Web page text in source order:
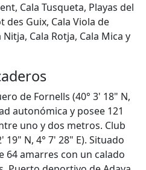
Cala Tusqueta, Playas del
des Guix, Cala Viola de
Cala Rotja, Cala Mica y
de Fornells (40° 3' 18" N,
autonómica y posee 121
uno y dos metros. Club
19" N, 4° 7' 28" E). Situado
64 amarres con un calado